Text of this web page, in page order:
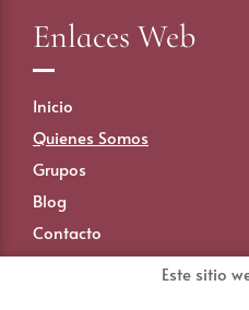
Enlaces Web
Inicio
Quienes Somos
Grupos
Blog
Contacto
Este sitio